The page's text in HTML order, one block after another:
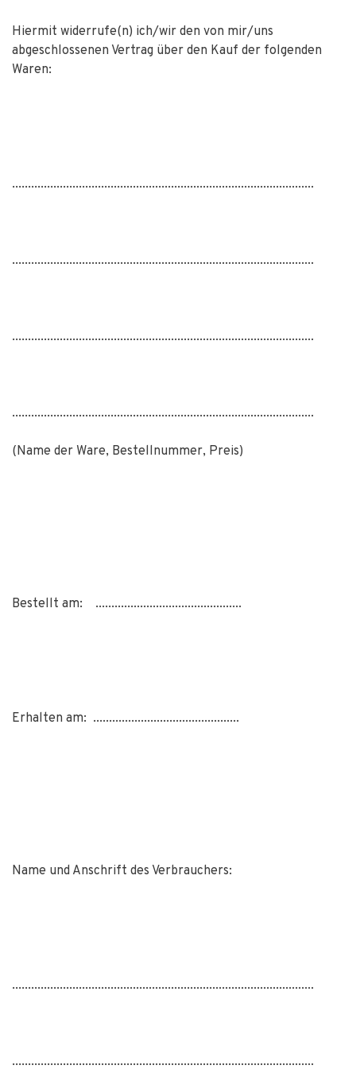
Hiermit widerrufe(n) ich/wir den von mir/uns
abgeschlossenen Vertrag über den Kauf der folgenden
Waren:
...............................................................................................
...............................................................................................
...............................................................................................
...............................................................................................
(Name der Ware, Bestellnummer, Preis)
Bestellt am: ..............................................
Erhalten am: ..............................................
Name und Anschrift des Verbrauchers:
...............................................................................................
...............................................................................................